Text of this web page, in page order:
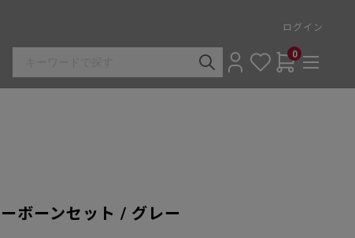
ログイン
0
ボーンセット / グレー